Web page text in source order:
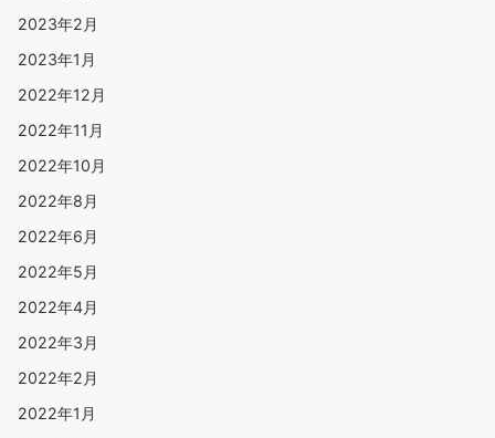
2023年2月
2023年1月
2022年12月
2022年11月
2022年10月
2022年8月
2022年6月
2022年5月
2022年4月
2022年3月
2022年2月
2022年1月